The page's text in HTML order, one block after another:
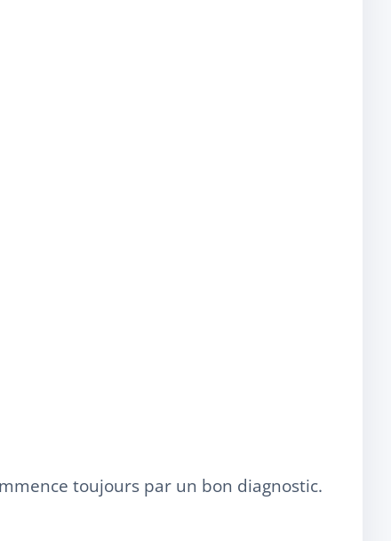
toujours par un bon diagnostic.